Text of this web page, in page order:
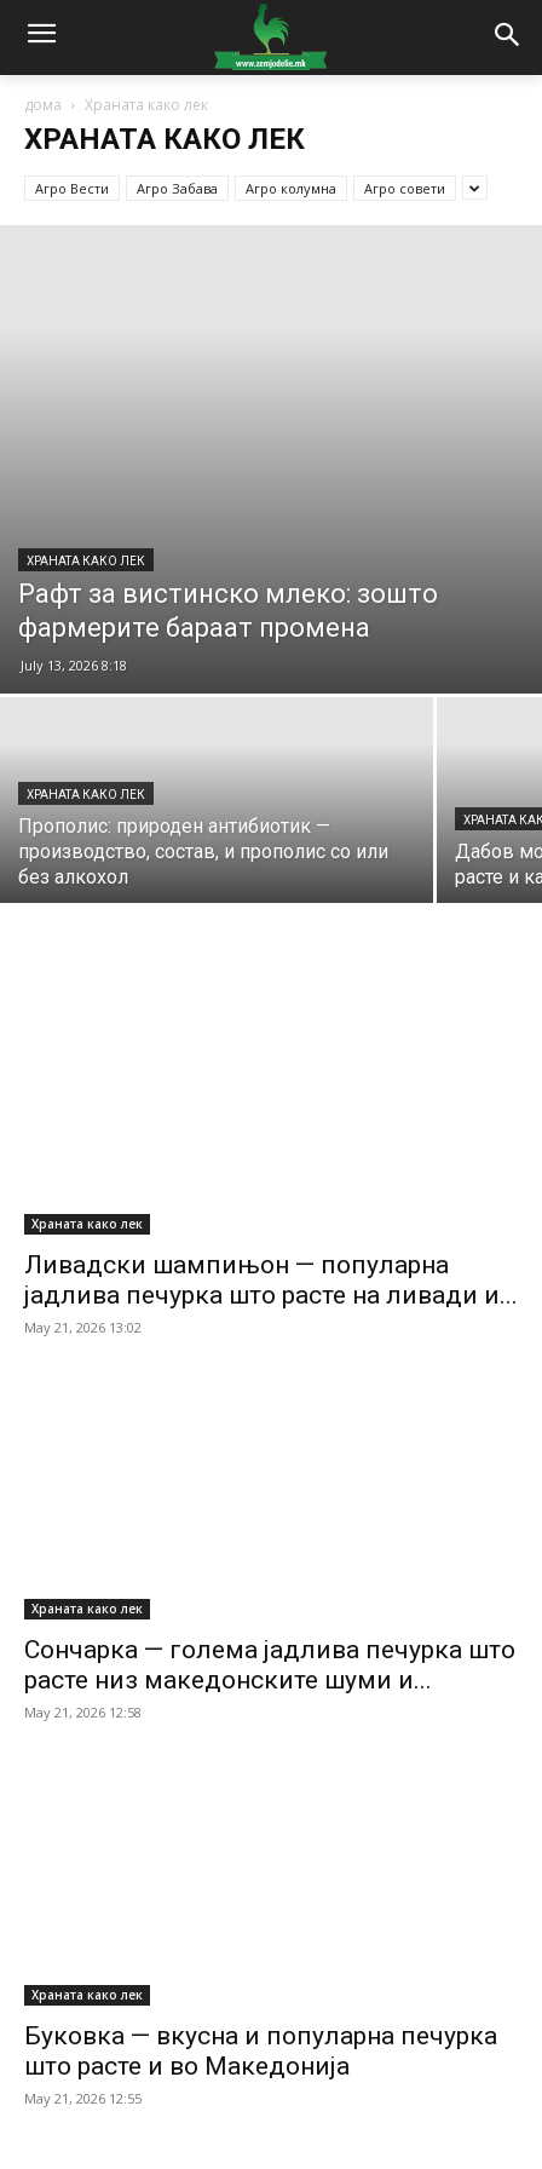
дома Храната како лек
ХРАНАТА КАКО ЛЕК
Агро Вести Агро Забава Агро колумна Агро совети
ХРАНАТА КАКО ЛЕК
Рафт за вистинско млеко: зошто
фармерите бараат промена
July 13, 2026 8:18
ХРАНАТА КАКО ЛЕК
Прополис: природен антибиотик —
производство, состав, и прополис со или
без алкохол
ХРАНАТА
Дабов
расте и
Храната како лек
Ливадски шампињон — популарна
јадлива печурка што расте на ливади и...
May 21, 2026 13:02
Храната како лек
Сончарка — голема јадлива печурка што
расте низ македонските шуми и...
May 21, 2026 12:58
Храната како лек
Буковка — вкусна и популарна печурка
што расте и во Македонија
May 21, 2026 12:55